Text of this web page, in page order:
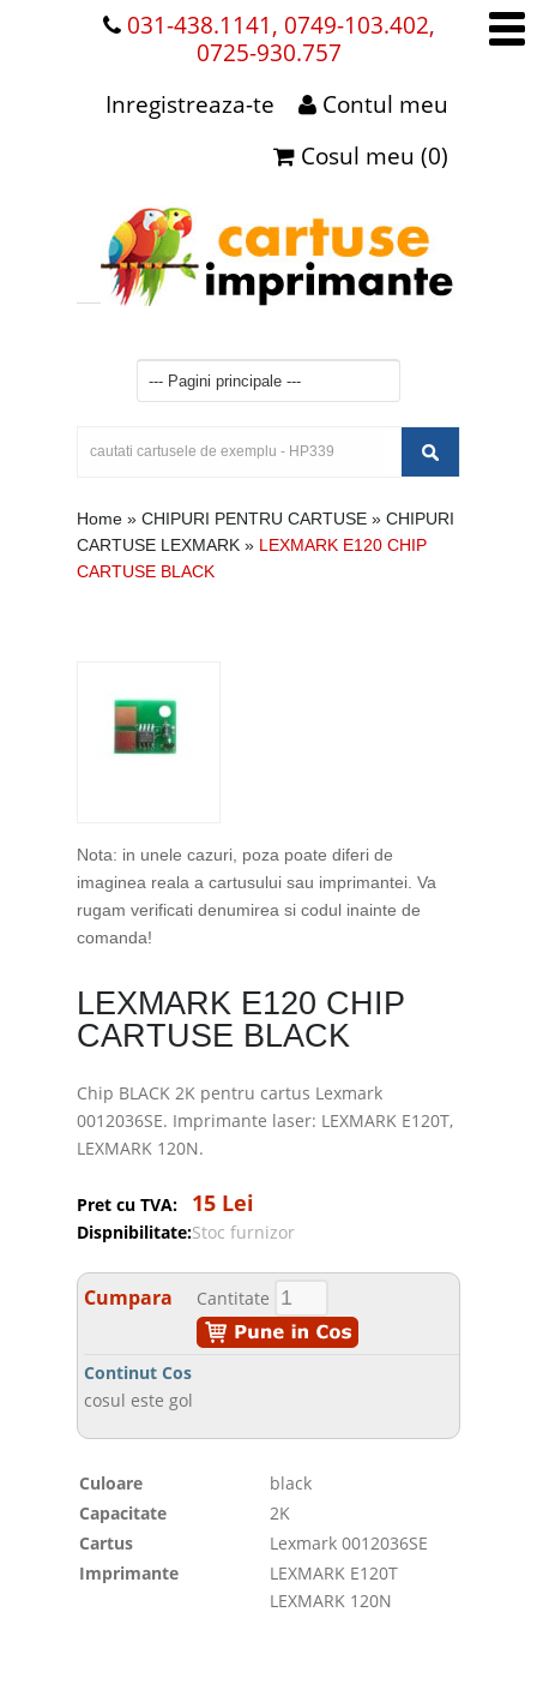
031-438.1141, 0749-103.402,
0725-930.757
Contul meu
Inregistreaza-te
Cosul meu (0)
Home » CHIPURI PENTRU CARTUSE » CHIPURI
CARTUSE LEXMARK » LEXMARK E120 CHIP
CARTUSE BLACK
Nota: in unele cazuri, poza poate diferi de
imaginea reala a cartusului sau imprimantei. Va
rugam verificati denumirea si codul inainte de
comanda!
LEXMARK E120 CHIP
CARTUSE BLACK
Chip BLACK 2K pentru cartus Lexmark
0012036SE. Imprimante laser: LEXMARK E120T,
LEXMARK 120N.
Pret cu TVA: 15 Lei
Dispnibilitate:Stoc furnizor
Cumpara Cantitate
Continut Cos
cosul este gol
Culoare
black
Capacitate
2K
Cartus
Lexmark 0012036SE
Imprimante
LEXMARK E120T
LEXMARK 120N